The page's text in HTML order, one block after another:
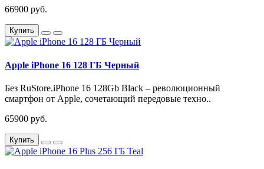
66900 руб.
Купить
Apple iPhone 16 128 ГБ Черный
Без RuStore.iPhone 16 128Gb Black – революционный
смартфон от Apple, сочетающий передовые техно..
65900 руб.
Купить